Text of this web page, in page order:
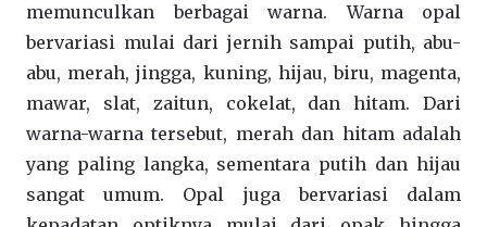
memunculkan berbagai warna. Warna opal
bervariasi mulai dari jernih sampai putih, abu-
abu, merah, jingga, kuning, hijau, biru, magenta,
mawar, slat, zaitun, cokelat, dan hitam. Dari
warna-warna tersebut, merah dan hitam adalah
yang paling langka, sementara putih dan hijau
sangat umum. Opal juga bervariasi dalam